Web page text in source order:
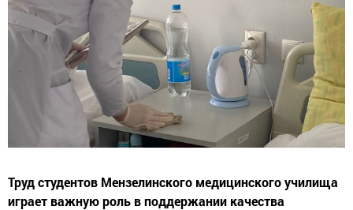
Труд студентов Мензелинского медицинского училища
играет важную роль в поддержании качества